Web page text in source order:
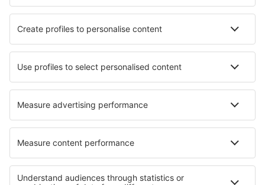
Sorkjosen Airport (SOJ)
Sandnessjoen Stokka (SSJ)
Stokmarknes Airport (SKN)
Stord Airport (SRP)
Longyear Svalbard (LYR)
Vadso Airport (VDS)
Vardo Airport (VAW)